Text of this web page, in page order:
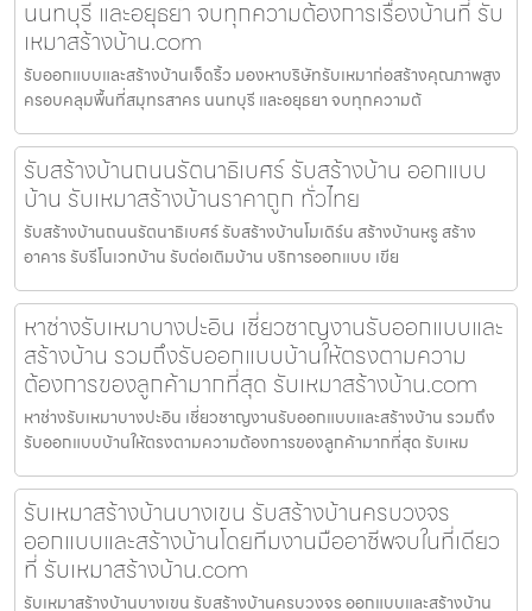
นนทบุรี และอยุธยา จบทุกความต้องการเรื่องบ้านที่ รับ
เหมาสร้างบ้าน.com
รับออกแบบและสร้างบ้านเจ็ดริ้ว มองหาบริษัทรับเหมาก่อสร้างคุณภาพสูง
ครอบคลุมพื้นที่สมุทรสาคร นนทบุรี และอยุธยา จบทุกความต้
รับสร้างบ้านถนนรัตนาธิเบศร์ รับสร้างบ้าน ออกแบบ
บ้าน รับเหมาสร้างบ้านราคาถูก ทั่วไทย
รับสร้างบ้านถนนรัตนาธิเบศร์ รับสร้างบ้านโมเดิร์น สร้างบ้านหรู สร้าง
อาคาร รับรีโนเวทบ้าน รับต่อเติมบ้าน บริการออกแบบ เขีย
หาช่างรับเหมาบางปะอิน เชี่ยวชาญงานรับออกแบบและ
สร้างบ้าน รวมถึงรับออกแบบบ้านให้ตรงตามความ
ต้องการของลูกค้ามากที่สุด รับเหมาสร้างบ้าน.com
หาช่างรับเหมาบางปะอิน เชี่ยวชาญงานรับออกแบบและสร้างบ้าน รวมถึง
รับออกแบบบ้านให้ตรงตามความต้องการของลูกค้ามากที่สุด รับเหม
รับเหมาสร้างบ้านบางเขน รับสร้างบ้านครบวงจร
ออกแบบและสร้างบ้านโดยทีมงานมืออาชีพจบในที่เดียว
ที่ รับเหมาสร้างบ้าน.com
รับเหมาสร้างบ้านบางเขน รับสร้างบ้านครบวงจร ออกแบบและสร้างบ้าน